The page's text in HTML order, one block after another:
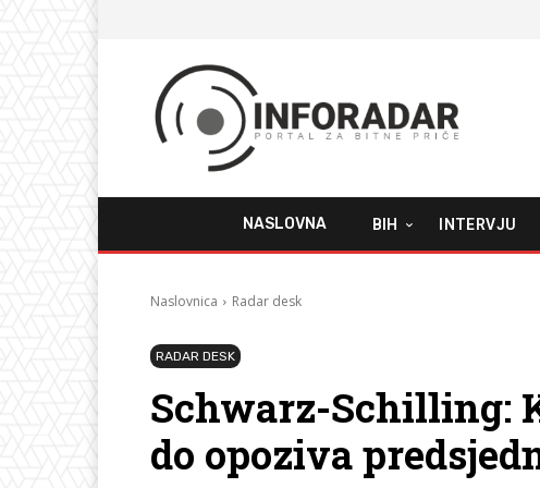
NASLOVNA BIH INTERVJU
Naslovnica Radar desk
RADAR DESK
Schwarz-Schilling:
do opoziva